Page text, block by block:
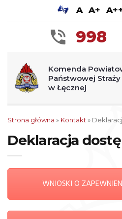
A A+
998
Komenda
Państwowej
w Łęcznej
Strona główna » Kontakt »
Deklaracja
WNIOSKI O